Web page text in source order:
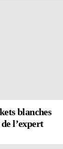
blanches
l’expert